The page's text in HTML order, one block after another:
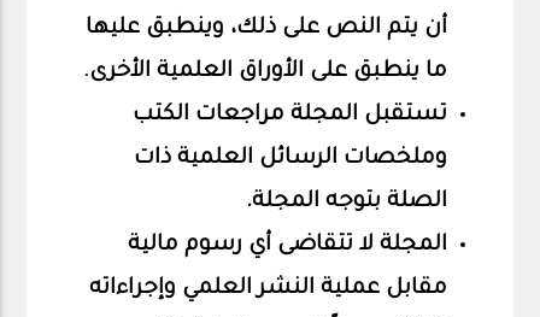
أن يتم النص على ذلك، وينطبق عليها
ما ينطبق على الأوراق العلمية الأخرى.
تستقبل المجلة مراجعات الكتب
وملخصات الرسائل العلمية ذات
الصلة بتوجه المجلة.
المجلة لا تتقاضى أي رسوم مالية
مقابل عملية النشر العلمي وإجراءاته